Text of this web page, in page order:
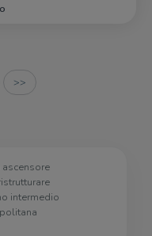
>>
ascensore
intermedio